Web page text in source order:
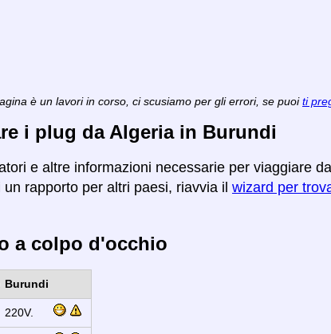
è un lavori in corso, ci scusiamo per gli errori, se puoi ti
i plug da Algeria in Burundi
e altre informazioni necessarie per viaggiare
rapporto per altri paesi, riavvia il wizard per
a colpo d'occhio
Burundi
220V.